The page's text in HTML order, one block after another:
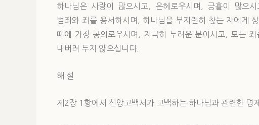
하나님은 사랑이 많으시고, 은혜로우시며, 긍휼이 많으
범죄와 죄를 용서하시며, 하나님을 부지런히 찾는 자에게
때에 가장 공의로우시며, 지극히 두려운 분이시고, 모든
내버려 두지 않으십니다.
해 설
제2장 1항에서 신앙고백서가 고백하는 하나님과 관련한 명